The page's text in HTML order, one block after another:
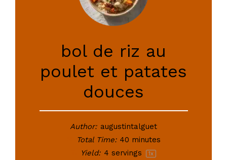
bol de riz au
poulet et patates
douces
Author: augustintalguet
Total Time: 40 minutes
Yield: 4 servings 1x